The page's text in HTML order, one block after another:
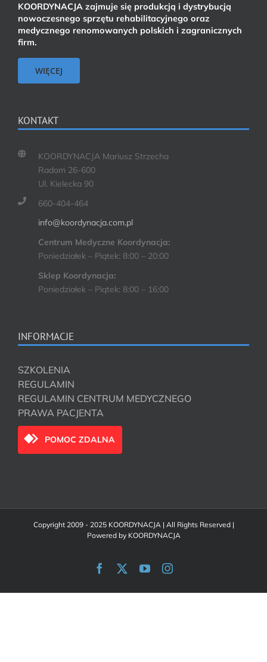
KOORDYNACJA zajmuje się produkcją i dystrybucją
nowoczesnego sprzętu rehabilitacyjnego oraz
medycznego renomowanych polskich i zagranicznych
firm.
WIĘCEJ
KONTAKT
KOORDYNACJA Mariusz Strzecha
Radom 26-600
Ul. Kielecka 90
660-404-464
info@koordynacja.com.pl
Centrum Medyczne Koordynacja:
Poniedziałek – Piątek: 8:00 – 20:00
Sklep Koordynacja:
Poniedziałek – Piątek: 8:00 – 16:00
INFORMACJE
SZKOLENIA
REGULAMIN
REGULAMIN CENTRUM MEDYCZNEGO
PRAWA PACJENTA
POMOC ZDALNA
Copyright 2009 - 2025 KOORDYNACJA | All Rights Reserved |
Powered by KOORDYNACJA
Facebook YouTubeInstagram